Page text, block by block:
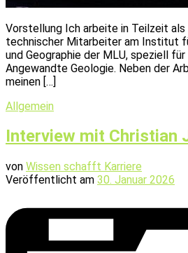
Vorstellung Ich arbeite in Teilzeit als
technischer Mitarbeiter am Institut
und Geographie der MLU, speziell
Angewandte Geologie. Neben der
meinen […]
Allgemein
Interview mit Christian
von Wissen schafft Karriere
Veröffentlicht am 30. Januar 2026